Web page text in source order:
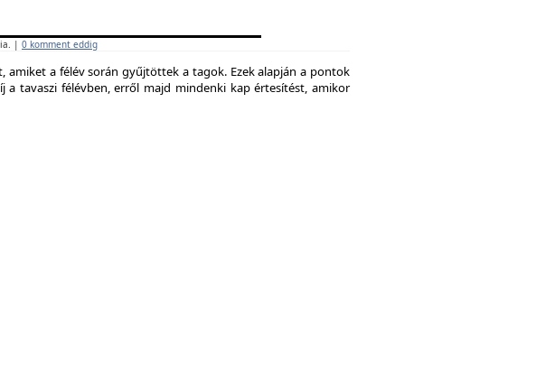
| 0 komment eddig
amiket a félév során gyűjtöttek a tagok. Ezek alapján a pontok
a tavaszi félévben, erről majd mindenki kap értesítést, amikor